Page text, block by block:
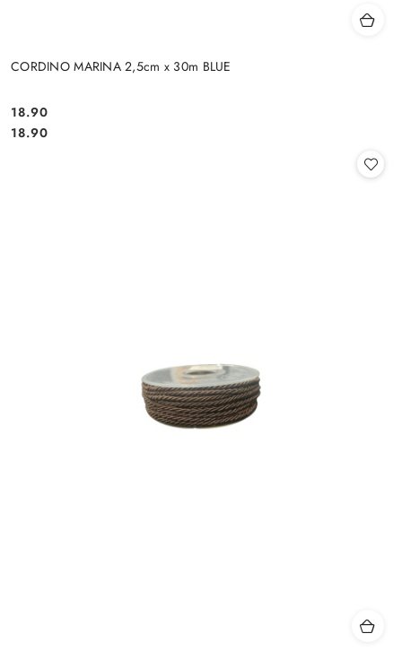
CORDINO MARINA 2,5cm x 30m BLUE
Cena:
18.90
Cena:
18.90